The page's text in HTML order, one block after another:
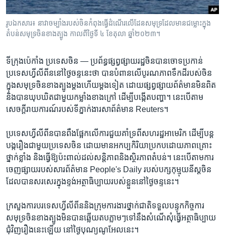
និង​
ទៅ​
ទំព័រ​
ស្វែង​
រក
បណ្តាញ​សង្គម
ភាសា
រូបឯកសារ៖ នាវាចម្បាំង​របស់​ចិន​កំពុង​ធ្វើ​ដំណើរ​លើ​ដែន​សមុទ្រ​ដែល​មាន​ជម្លោះក្នុង​
តំបន់​សមុទ្រ​ចិន​ខាងត្បូង កាលពីថ្ងៃទី ៤ ខែតុលា ឆ្នាំ២០២៣។
ទីក្រុងប៉េកាំង ប្រទេសចិន — ប្រព័ន្ធផ្សព្វផ្សាយ​រដ្ឋ​ចិន​បាន​ចោទប្រកាន់
ប្រទេស​ហ្វីលីពីន​នៅ​ថ្ងៃ​ចន្ទ​នេះ​ថា បាន​បំពាន​លើ​បូរណភាព​ទឹកដី​របស់​ចិន
ក្នុង​សមុទ្រ​ចិន​ខាង​ត្បូង​ម្តងហើយ​ម្តង​ទៀត ដោយ​ផ្សព្វផ្សាយ​ព័ត៌មានមិន​ពិត​
និងបានឃុបឃិត​ជា​មួយកម្លាំង​ខាងក្រៅ​ ដើម្បីបង្កើត​បញ្ហា។ នេះ​បើ​តាម​
សេចក្តី​រាយការណ៍​របស់​ទី​ភ្នាក់ងារ​សាព័ត៌មាន​ Reuters។
ប្រទេស​ហ្វីលីពីន​បានពឹង​ផ្អែក​លើ​ការ​ជួយ​គាំទ្រ​ពី​សហរដ្ឋអាមេរិក​ ដើម្បី​បន្ត
បង្ក​រឿង​ជា​មួយ​ប្រទេស​ចិន​ ដោយ​មាន​អកប្បកិរិយា​ប្រកបដោយ​ភាព​គ្រោះ​
ថ្នាក់ខ្លាំង និង​ធ្វើ​ឱ្យ​ប៉ះពាល់​ដល់សន្តិភាពនិង​ស្ថិរភាព​តំបន់។ ​នេះ​បើ​តាម​ការ​
ចេញ​ផ្សាយ​របស់​សារព័ត៌មាន People's Daily ​របស់​បក្សកុម្មុយនីស្ត​ចិន​
ដែលបាន​សរសេរ​ក្នុងខ្ទង់អត្ថាធិប្បាយ​របស់​ខ្លួននៅ​ថ្ងៃ​ចន្ទ​នេះ។
ក្រសួង​ការបរទេស​ហ្វីលីពីននិងក្រុម​ការងារ​ថ្នាក់​ជាតិទទួល​បន្ទុក​កិច្ចការ
សមុទ្រ​ចិន​ខាង​ត្បូងមិន​បាន​ឆ្លើយ​តបភ្លាមៗទៅ​នឹង​សំណើ​សុំ​ធ្វើ​អត្ថាធិប្បាយ​
ជុំវិញ​រឿងនេះ​ឡើយ​ នៅ​ថ្ងៃ​បុណ្យ​ណូអែល​នេះ។